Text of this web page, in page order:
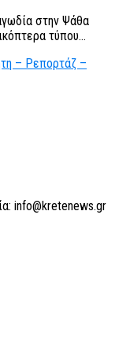
στην Ψάθα
τύπου...
info@kretenews.gr